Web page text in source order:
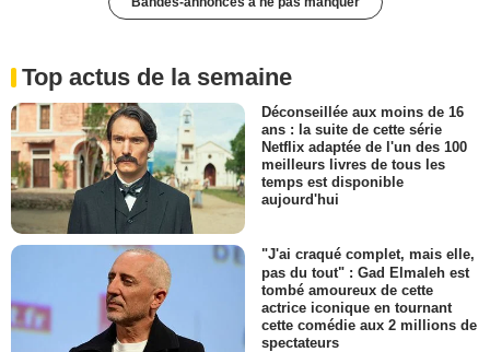
Top actus de la semaine
Déconseillée aux moins de 16
ans : la suite de cette série
Netflix adaptée de l'un des 100
meilleurs livres de tous les
temps est disponible
aujourd'hui
"J'ai craqué complet, mais elle,
pas du tout" : Gad Elmaleh est
tombé amoureux de cette
actrice iconique en tournant
cette comédie aux 2 millions de
spectateurs